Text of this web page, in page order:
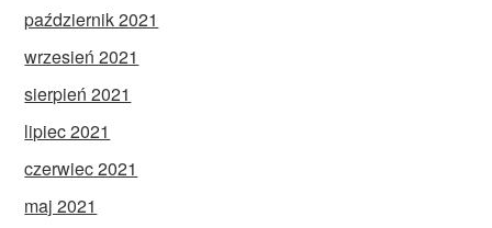
październik 2021
wrzesień 2021
sierpień 2021
lipiec 2021
czerwiec 2021
maj 2021